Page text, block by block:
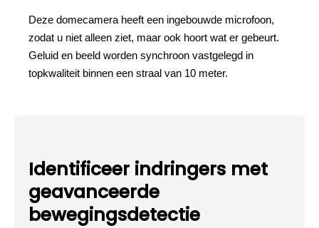
Deze domecamera heeft een ingebouwde microfoon,
zodat u niet alleen ziet, maar ook hoort wat er gebeurt.
Geluid en beeld worden synchroon vastgelegd in
topkwaliteit binnen een straal van 10 meter.
Identificeer indringers met
geavanceerde
bewegingsdetectie